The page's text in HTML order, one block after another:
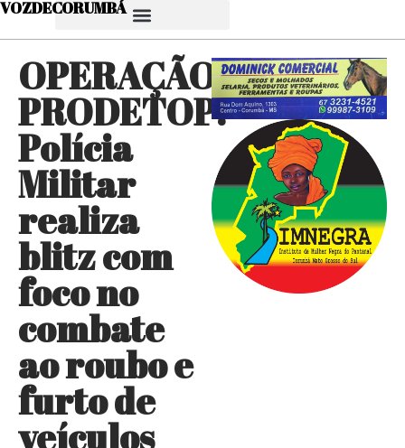
VOZDECORUMBÁ
OPERAÇÃO
PRODETOP:
Polícia
Militar
realiza
blitz com
foco no
combate
ao roubo e
furto de
veículos